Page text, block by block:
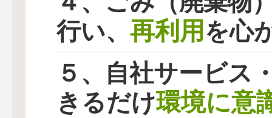
行い、 再利用を心
５、自社サービス
きるだけ環境に意